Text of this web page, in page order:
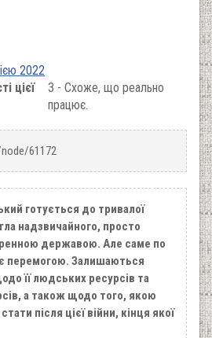
2022
цієї
3 - Схоже, що реально
працює.
61172
готується до тривалої
надзвичайного, просто
державою. Але саме по
перемогою. Залишаються
її людських ресурсів та
а також щодо того, якою
після цієї війни, кінця якої